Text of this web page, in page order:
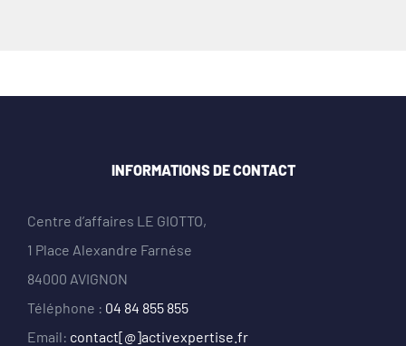
INFORMATIONS DE CONTACT
Centre d’affaires LE GIOTTO,
1 Place Alexandre Farnése
84000 AVIGNON
Téléphone : 04 84 855 855
Email: contact[@]activexpertise.fr